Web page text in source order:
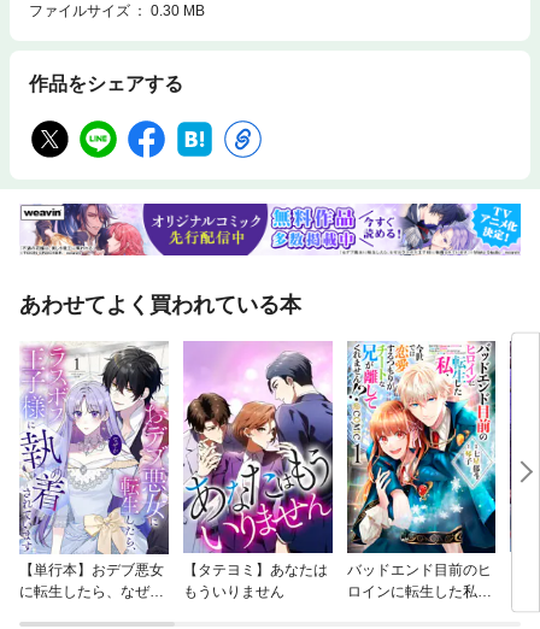
ファイルサイズ
0.30 MB
作品をシェアする
あわせてよく買われている本
【単行本】おデブ悪女
に転生したら、なぜか
【タテヨミ】あなたは
もういりません
バッドエンド目前のヒ
ロインに転生した私、